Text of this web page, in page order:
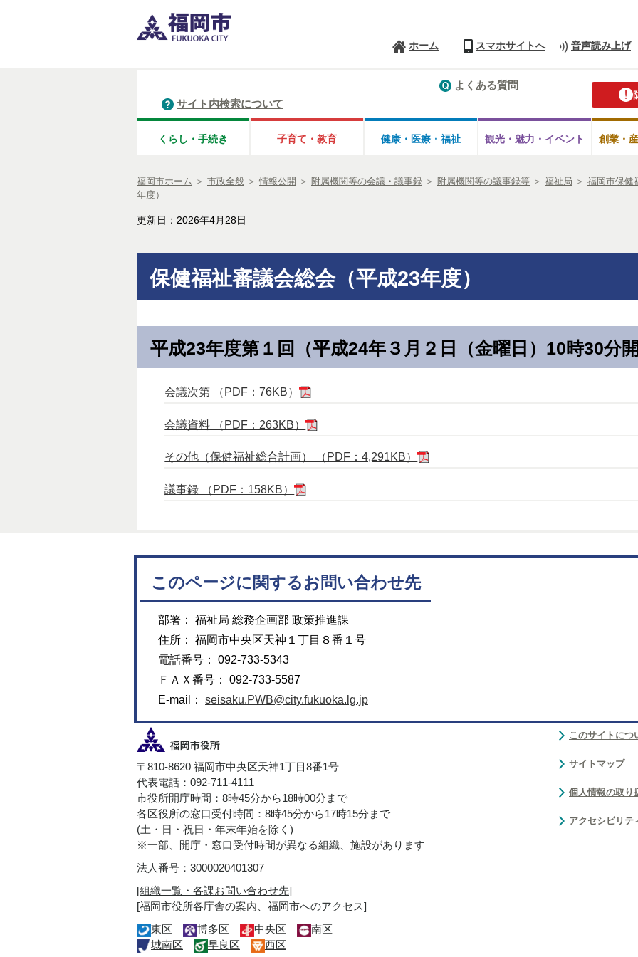
ホーム スマホサイトへ 音声読み上げ
よくある質問
サイト内検索について
くらし・手続き 子育て・教育 健康・医療・ 福祉 観光・魅力・ イベント 創業・
福岡市ホーム ＞ 市政全般 ＞ 情報公開 ＞ 附属機関等の会議・議事録 ＞ 附属機関等の議事録等 ＞ 福祉局 ＞ 福岡市保健
年度）
更新日：2026年4月28日
保健福祉審議会総会（平成23年度）
平成23年度第１回（平成24年３月２日（金曜日）10時30分
会議次第 （PDF：76KB）
会議資料 （PDF：263KB）
その他（保健福祉総合計画） （PDF：4,291KB）
議事録 （PDF：158KB）
このページに関するお問い合わせ先
部署： 福祉局 総務企画部 政策推進課
住所： 福岡市中央区天神１丁目８番１号
電話番号： 092-733-5343
ＦＡＸ番号： 092-733-5587
E-mail： seisaku.PWB@city.fukuoka.lg.jp
〒810-8620 福岡市中央区天神1丁目8番1号
代表電話：092-711-4111
市役所開庁時間：8時45分から18時00分まで
各区役所の窓口受付時間：8時45分から17時15分まで
(土・日・祝日・年末年始を除く)
※一部、開庁・窓口受付時間が異なる組織、施設があります
法人番号：3000020401307
[組織一覧・各課お問い合わせ先]
[福岡市役所各庁舎の案内、福岡市へのアクセス]
東区
博多区 中央区
南区
城南区
早良区 西区
このサイトにつ
サイトマップ
個人情報の取り
アクセシビリテ